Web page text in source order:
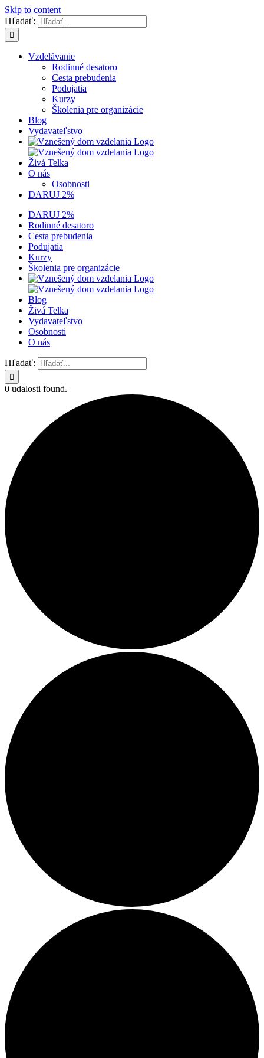
Skip to content
Hľadať:
Vzdelávanie
Rodinné desatoro
Cesta prebudenia
Podujatia
Kurzy
Školenia pre organizácie
Blog
Vydavateľstvo
Živá Telka
O nás
Osobnosti
DARUJ 2%
DARUJ 2%
Rodinné desatoro
Cesta prebudenia
Podujatia
Kurzy
Školenia pre organizácie
Blog
Živá Telka
Vydavateľstvo
Osobnosti
O nás
Hľadať:
0 udalosti found.